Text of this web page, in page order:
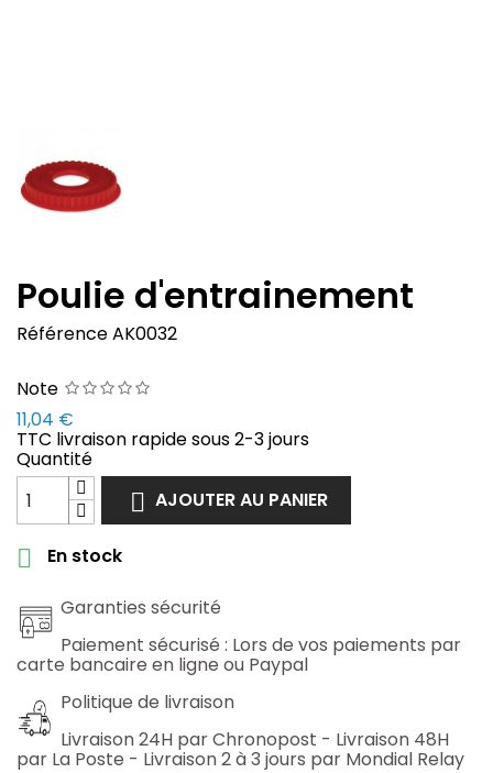
Poulie d'entrainement
RéférenceAK0032
Note
11,04 €
TTC livraison rapide sous 2-3 jours
Quantité
 AJOUTER AU PANIER
 En stock
Garanties sécurité
Paiement sécurisé : Lors de vos paiements par
carte bancaire en ligne ou Paypal
Politique de livraison
Livraison 24H par Chronopost - Livraison 48H
par La Poste - Livraison 2 à 3 jours par Mondial Relay